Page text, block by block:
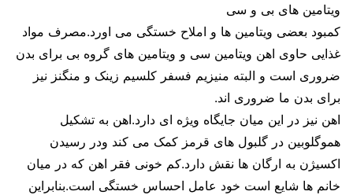
ویتامین های بی و سی
کمبود بعضی ویتامین ها و املاح خستگی می اورد.مصرف مواد
غذایی حاوی اهن ویتامین سی و ویتامین های گروه بی برای بدن
ضروری است و البته منیزیم فسفر کلسیم زینک و منگنز نیز
برای بدن ما ضروری اند.
اهن نیز در این میان جایگاه ویژه ای دارد.اهن به تشکیل
هموگلوبین در گلبول های قرمز کمک می کند ودر رسیدن
اکسیژن به ارگان ها نقش دارد.کم خونی فقر اهن که در میان
خانم ها شایع است خود عامل احساس خستگی است.بنابراین